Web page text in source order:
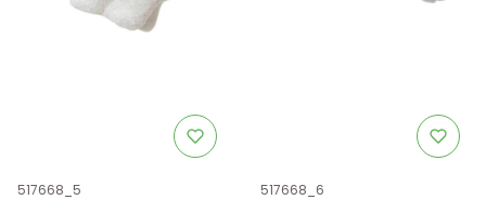
Kod produktu
517668_5 Kod produktu
517668_6